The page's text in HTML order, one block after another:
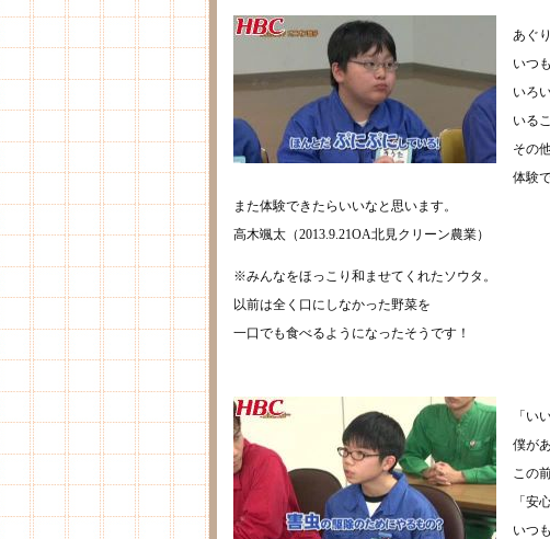
あぐ
いつ
いろ
いる
その
体験
また体験できたらいいなと思います。
高木颯太（2013.9.21OA北見クリーン農業）
※みんなをほっこり和ませてくれたソウタ。
以前は全く口にしなかった野菜を
一口でも食べるようになったそうです！
「い
僕が
この
「安
いつ